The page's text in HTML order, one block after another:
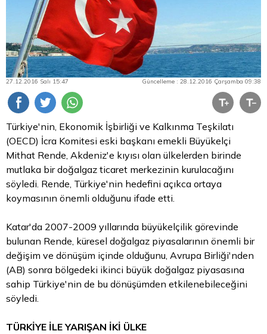
27.12.2016 Salı 15:47 Güncelleme : 28.12.2016 Çarşamba 09:38
Türkiye'nin, Ekonomik İşbirliği ve Kalkınma Teşkilatı
(OECD) İcra Komitesi eski başkanı emekli Büyükelçi
Mithat Rende, Akdeniz'e kıyısı olan ülkelerden birinde
mutlaka bir doğalgaz ticaret merkezinin kurulacağını
söyledi. Rende, Türkiye'nin hedefini açıkca ortaya
koymasının önemli olduğunu ifade etti.
Katar'da 2007-2009 yıllarında büyükelçilik görevinde
bulunan Rende, küresel doğalgaz piyasalarının önemli bir
değişim ve dönüşüm içinde olduğunu, Avrupa Birliği'nden
(AB) sonra bölgedeki ikinci büyük doğalgaz piyasasına
sahip Türkiye'nin de bu dönüşümden etkilenebileceğini
söyledi.
TÜRKİYE İLE YARIŞAN İKİ ÜLKE